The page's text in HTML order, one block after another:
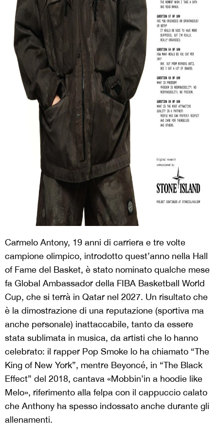
Carmelo Antony, 19 anni di carriera e tre volte
campione olimpico, introdotto quest’anno nella Hall
of Fame del Basket, è stato nominato qualche mese
fa Global Ambassador della FIBA Basketball World
Cup, che si terrà in Qatar nel 2027. Un risultato che
è la dimostrazione di una reputazione (sportiva ma
anche personale) inattaccabile, tanto da essere
stata sublimata in musica, da artisti che lo hanno
celebrato: il rapper Pop Smoke lo ha chiamato “The
King of New York”, mentre Beyoncé, in “The Black
Effect” del 2018, cantava «Mobbin’in a hoodie like
Melo», riferimento alla felpa con il cappuccio calato
che Anthony ha spesso indossato anche durante gli
allenamenti.